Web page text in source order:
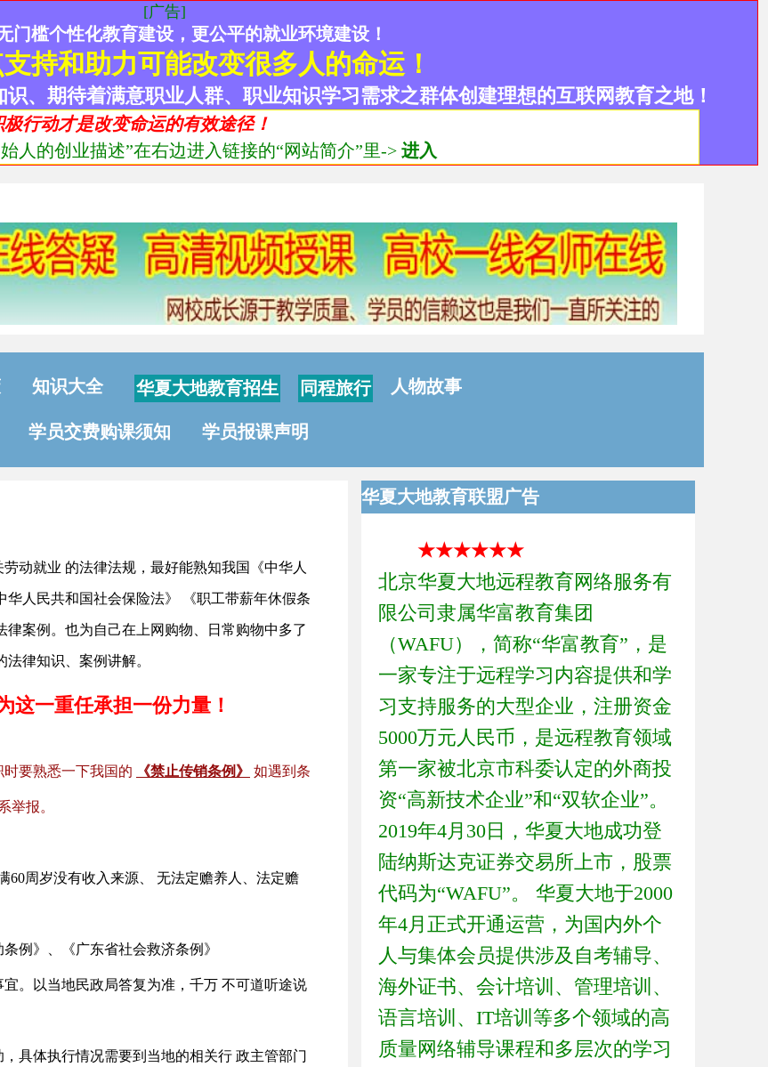
[广告]
门槛个性化教育建设，更公平的就业环境建设！
持和助力可能改变很多人的命运！
、期待着满意职业人群、职业知识学习需求之群体创建理想的互联网教育之地！
行动才是改变命运的有效途径！
人的创业描述”在右边进入链接的“网站简介”里->进入
知识大全 华夏大地教育招生 同程旅行 人物故事
学员交费购课须知 学员报课声明
动就业 的法律法规，最好能熟知我国《中华人
人民共和国社会保险法》 《职工带薪年休假条
案例。也为自己在上网购物、日常购物中多了
律知识、案例讲解。
这一重任承担一份力量！
要熟悉一下我国的
《禁止传销条例》 如遇到条
举报。
60周岁没有收入来源、 无法定赡养人、法定赡
例》、《广东省社会救济条例》
。以当地民政局答复为准，千万 不可道听途说
具体执行情况需要到当地的相关行 政主管部门
华夏大地教育联盟广告
★★★★★★
北京华夏大地远程教育网络服务有
限公司隶属华富教育集团
（WAFU），简称“华富教育”，是
一家专注于远程学习内容提供和学
习支持服务的大型企业，注册资金
5000万元人民币，是远程教育领域
第一家被北京市科委认定的外商投
资“高新技术企业”和“双软企业”。
2019年4月30日，华夏大地成功登
陆纳斯达克证券交易所上市，股票
代码为“WAFU”。 华夏大地于2000
年4月正式开通运营，为国内外个
人与集体会员提供涉及自考辅导、
海外证书、会计培训、管理培训、
语言培训、IT培训等多个领域的高
质量网络辅导课程和多层次的学习